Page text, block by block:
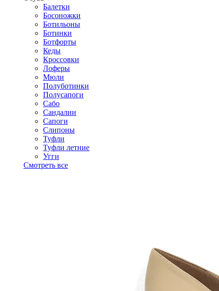
Балетки
Босоножки
Ботильоны
Ботинки
Ботфорты
Кеды
Кроссовки
Лоферы
Мюли
Полуботинки
Полусапоги
Сабо
Сандалии
Сапоги
Слипоны
Туфли
Туфли летние
Угги
Смотреть все